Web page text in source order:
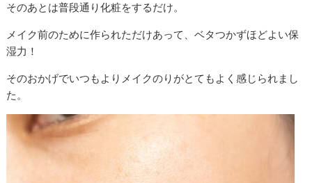
そのあとは普段通り化粧をするだけ。
メイク前のために作られただけあって、ベタつかずほどよい保
湿力！
そのおかげでいつもよりメイクのりがとてもよく感じられまし
た。